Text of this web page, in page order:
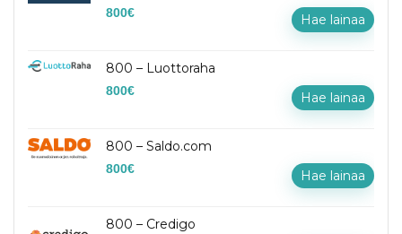
800€ Hae lainaa
800 – Luottoraha
800€ Hae lainaa
800 – Saldo.com
800€ Hae lainaa
800 – Credigo